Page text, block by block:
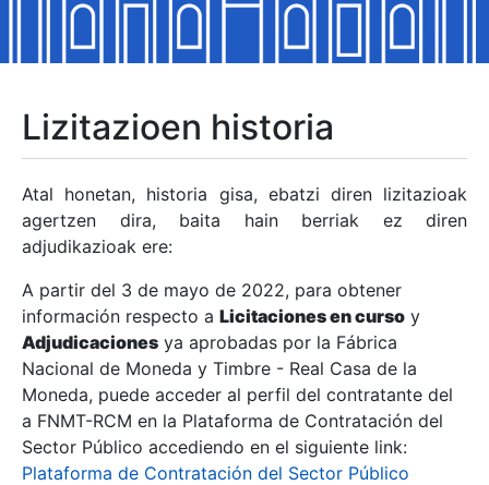
Erakutsi/Ezkutatu
Erakutsi/Ezkutatu
Erakutsi/Ezkutatu
Erakutsi/Ezkutatu
Erakutsi/Ezkutatu
Erakutsi/Ezkutatu
Lizitazioen historia
Atal honetan, historia gisa, ebatzi diren lizitazioak
agertzen dira, baita hain berriak ez diren
adjudikazioak ere:
A partir del 3 de mayo de 2022, para obtener
información respecto a Licitaciones en curso y
Adjudicaciones ya aprobadas por la Fábrica
Nacional de Moneda y Timbre - Real Casa de la
Moneda, puede acceder al perfil del contratante del
a FNMT-RCM en la Plataforma de Contratación del
Sector Público accediendo en el siguiente link:
Plataforma de Contratación del Sector Público